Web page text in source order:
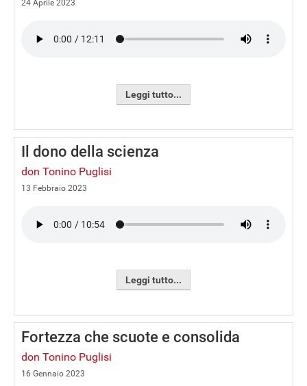
24 Aprile 2023
Leggi tutto...
Il dono della scienza
don Tonino Puglisi
13 Febbraio 2023
Leggi tutto...
Fortezza che scuote e consolida
don Tonino Puglisi
16 Gennaio 2023